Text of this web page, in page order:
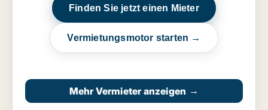
Finden Sie jetzt einen Mieter
Vermietungsmotor starten →
Mehr Vermieter anzeigen →